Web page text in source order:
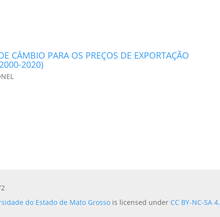
CÂMBIO PARA OS PREÇOS DE EXPORTAÇÃO
2020)
do Estado de Mato Grosso is licensed under CC BY-NC-SA